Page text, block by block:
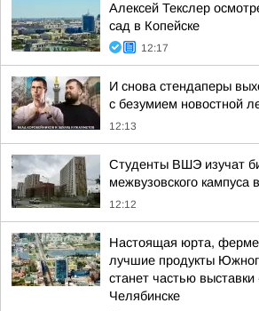
Алексей Текслер
сад в Копейске
12:17
И снова стендаперы
с безумием новостной
12:13
Студенты ВШЭ изучат
межвузовского кампуса
12:12
Настоящая юрта,
лучшие продукты
станет частью
Челябинске